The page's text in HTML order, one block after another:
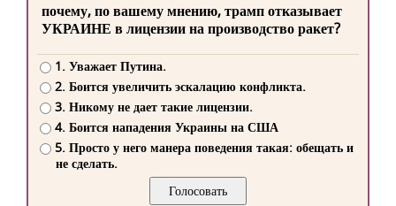
почему, по вашему мнению, трамп отказывает
УКРАИНЕ в лицензии на производство ракет?
1. Уважает Путина.
2. Боится увеличить эскалацию конфликта.
3. Никому не дает такие лицензии.
4. Боится нападения Украины на США
5. Просто у него манера поведения такая: обещать и
не сделать.